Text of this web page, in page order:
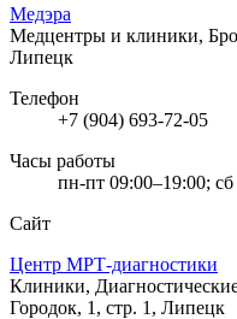
Медэра
Медцентры и клиники,
Липецк
Телефон
+7 (904) 693-72-05
Часы работы
пн-пт 09:00–19:00;
Сайт
Центр МРТ-диагностики
Клиники,
Городок, 1, стр. 1, Липецк